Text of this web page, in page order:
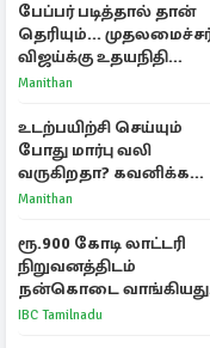
பேப்பர் படித்தால் தான்
தெரியும்...
விஜய்க்கு உதயநிதி
ஸ்டாலின் பதிலடி
Manithan
உடற்பயிற்சி செய்யும்
போது மார்பு வலி
வருகிறதா? கவனிக்க
வேண்டிய எச்சரிக்கை
Manithan
ரூ.900 கோடி லாட்டரி
நிறுவனத்திடம்
நன்கொடை வாங்கியது
ஏன்? உதயநிதி - ஆதவ்
IBC Tamilnadu